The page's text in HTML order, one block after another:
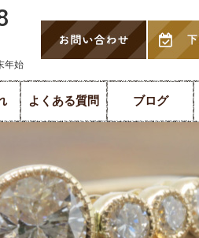
年始
よくある質問 ブログ